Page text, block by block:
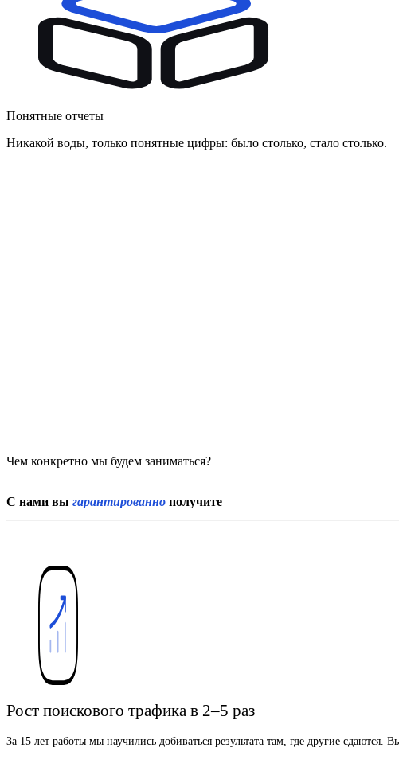
Понятные отчеты
Никакой воды, только понятные цифры: было столько, стало столько.
Чем конкретно мы будем заниматься?
С нами вы гарантированно получите
Рост поискового трафика в 2–5 раз
За 15 лет работы мы научились добиваться результата там, где другие